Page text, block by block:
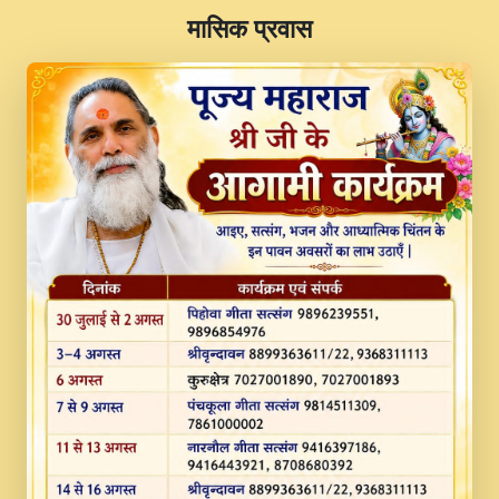
JINU SATGURU AAP BULAVE by Rasik
Pawan ji 20-11-19 Sankirtan At VEER JI
PRABHU KUTEER CHANNEL.mp3
Kina Sohna Tera Bhawan Sajaya Mata
Vaishno Devi Aarti Mata Rani Bhajan By
Lakhwinder Wadali Ji.mp3
MERE MANN VICH KANTH KALER
NEW PUNAJBI DEVOTIONAL SONG 2017
FULL VIDEO HD.mp3
Na To Roop Hai Bindu Ji Maharaj Pad - A
Divine Bhajan by Shri Indresh Ji
#BhaktiPath.mp3
Radha Rani Ki Kirpa Best Devotional
Song By Chitra Vichitra.mp3
​मासिक प्रवास